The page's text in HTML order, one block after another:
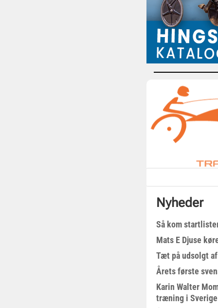
Nyheder
Så kom
Mats E Djuse
Tæt på udsolgt
Årets første
Karin Walter
træning i Sverige